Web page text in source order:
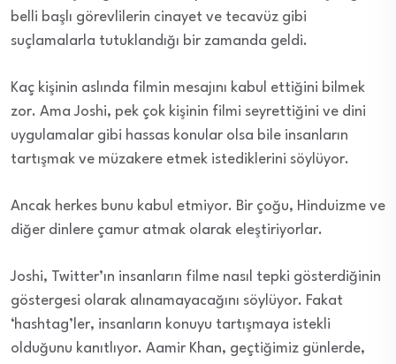
belli başlı görevlilerin cinayet ve tecavüz gibi
suçlamalarla tutuklandığı bir zamanda geldi.
Kaç kişinin aslında filmin mesajını kabul ettiğini bilmek
zor. Ama Joshi, pek çok kişinin filmi seyrettiğini ve dini
uygulamalar gibi hassas konular olsa bile insanların
tartışmak ve müzakere etmek istediklerini söylüyor.
Ancak herkes bunu kabul etmiyor. Bir çoğu, Hinduizme ve
diğer dinlere çamur atmak olarak eleştiriyorlar.
Joshi, Twitter’ın insanların filme nasıl tepki gösterdiğinin
göstergesi olarak alınamayacağını söylüyor. Fakat
‘hashtag’ler, insanların konuyu tartışmaya istekli
olduğunu kanıtlıyor. Aamir Khan, geçtiğimiz günlerde,